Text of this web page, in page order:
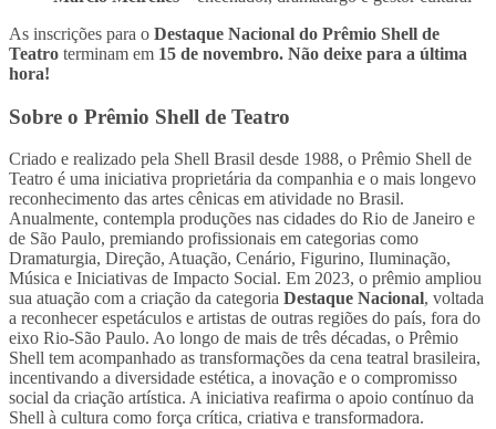
As inscrições para o Destaque Nacional do Prêmio Shell de
Teatro terminam em 15 de novembro. Não deixe para a última
hora!
Sobre o Prêmio Shell de Teatro
Criado e realizado pela Shell Brasil desde 1988, o Prêmio Shell de
Teatro é uma iniciativa proprietária da companhia e o mais longevo
reconhecimento das artes cênicas em atividade no Brasil.
Anualmente, contempla produções nas cidades do Rio de Janeiro e
de São Paulo, premiando profissionais em categorias como
Dramaturgia, Direção, Atuação, Cenário, Figurino, Iluminação,
Música e Iniciativas de Impacto Social. Em 2023, o prêmio ampliou
sua atuação com a criação da categoria Destaque Nacional, voltada
a reconhecer espetáculos e artistas de outras regiões do país, fora do
eixo Rio-São Paulo. Ao longo de mais de três décadas, o Prêmio
Shell tem acompanhado as transformações da cena teatral brasileira,
incentivando a diversidade estética, a inovação e o compromisso
social da criação artística. A iniciativa reafirma o apoio contínuo da
Shell à cultura como força crítica, criativa e transformadora.